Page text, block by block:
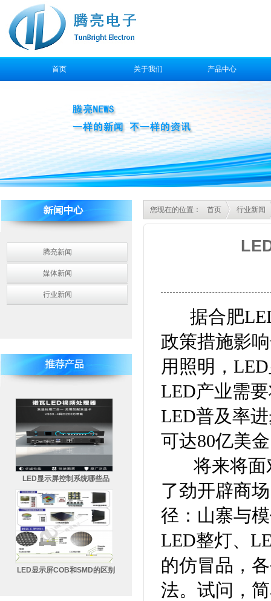
首页 关于我们 产品中心
腾亮新闻
媒体新闻
行业新闻
LED显示屏控制系统哪些品
LED显示屏COB和SMD的区别
您现在的位置： 首页 行业新闻
据合肥
政策措施影
用 照明 ，
LED产业需
LED普及率
可达80亿美
将来将面
了劲开辟商
径：山寨与
LED整灯、
的仿冒品，
法。试问，